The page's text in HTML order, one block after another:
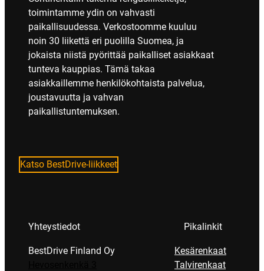
toimintamme ydin on vahvasti
paikallisuudessa. Verkostoomme kuuluu
noin 30 liikettä eri puolilla Suomea, ja
jokaista niistä pyörittää paikalliset asiakkaat
tunteva kauppias. Tämä takaa
asiakkaillemme henkilökohtaista palvelua,
joustavuutta ja vahvan
paikallistuntemuksen.
Katso BestDrive-liikkeet
Yhteystiedot
BestDrive Finland Oy
Pikalinkit
Kesärenkaat
Talvirenkaat